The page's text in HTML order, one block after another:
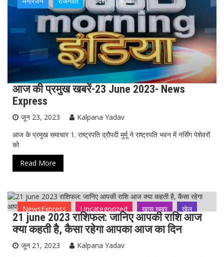
आज की प्रमुख खबरें-23 June 2023- News
Express
जून 23, 2023
Kalpana Yadav
आज के प्रमुख समाचार 1. राष्ट्रपति द्रौपदी मुर्मू ने राष्ट्रपति भवन में नर्सिंग पेशेवरों
को
Read More
NewsExpress Uncategorized ख़ास ख़बर
खेल
देश
भारत मनोरंजन राजनीति विदेश हेल्थ
21 june 2023 राशिफल: जानिए आपकी राशि आज
क्या कहती है, कैसा रहेगा आपका आज का दिन
जून 21, 2023
Kalpana Yadav